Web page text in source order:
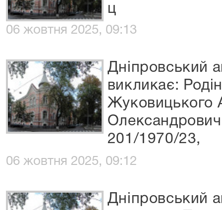
ц
06 жовтня 2025, 09:13
Дніпровський
викликає:
Жуковицького
201/1970/23,
06 жовтня 2025, 09:12
Дніпровський